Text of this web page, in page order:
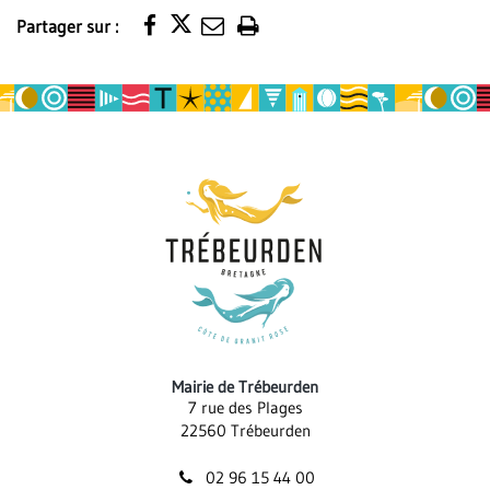
Partager sur :
Imprimer
page
Mairie de Trébeurden
7 rue des Plages
22560 Trébeurden
02 96 15 44 00